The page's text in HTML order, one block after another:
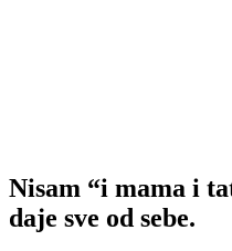
Nisam “i mama i
daje sve od sebe.